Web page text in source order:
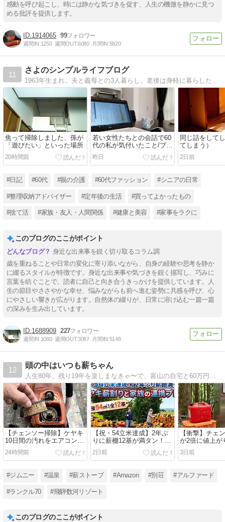
感動を呼び起こし、時には静かな気づきを促す、人生の機微を静かに見つ
める批評を提供します。
1914065 99
週間IN:1250 週間OUT:6080 月間IN:5920
11
さよのシンプルライフブログ
焦って掃除しました、孫が
「遊びたい」といった場所
20時間前
若い女性たちとの会話で60
代の私が気付いたこと/ブロ
グを続ける目的
昨日
同じ話をして
てしまう）
2日前
#日記 #60代 #親の介護 #60代ファッション #シニアの日常
#整理収納アドバイザー #定年後の生活 #買ってよかったもの
#捨て活 #家族・友人・人間関係 #健康と美容 #家事をラクに
このブログのここがポイント
身近な出来事を鋭く切り取るコラム調
歳を重ねることや日常の変化に寄り添いながら、自身の経験や思考を静か
に綴るスタイルが特徴です。身近な出来事や気づきを鋭く描写し、巧みに
言葉を紡ぐことで、読者に自己と向き合うきっかけを提供しています。人
生の節目やささやかな幸せ、悩みながらも前へ進む姿勢に共感を呼び、心
にやさしい響きが広がります。自然体の綴りが、日常に溶け込む一篇一篇
の深みを生み出しています。
1688909 227
週間IN:1080 週間OUT:3087 月間IN:5148
12
頭の中はいつも薪ちゃん
人生80年、残り19年を楽しまなきゃ〜で、富山の自宅と60万円で買った岐阜の豪雪地帯にある別荘と薪ストーブや車、DIYについて綴ってます。
【チェンソー掃除】ケヤキ
10日間の汚れをエアコンプ
レッサーで爆速メンテ！
24時間前
【祝・54立米達成】2年ぶ
りに薪棚12基が満タン！ケ
ヤキ薪割りと家族の連携プ
レイ
2日前
【衝撃】チェ
が2倍に値上が
サショックが
活を直撃した話
3日前
#ジムニー #温泉 #薪ストーブ #Amazon #別荘 #アルファード
#ランクル70 #飛騨数河リゾート
このブログのここがポイント